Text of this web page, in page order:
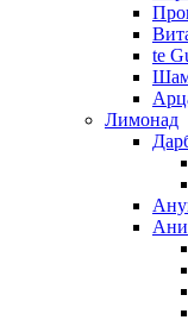
te
Лимонад
Ани